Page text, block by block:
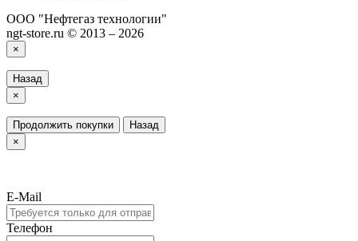
ООО "Нефтегаз технологии"
ngt-store.ru © 2013 – 2026
×
Назад
×
Продолжить покупки
Назад
×
E-Mail
Телефон